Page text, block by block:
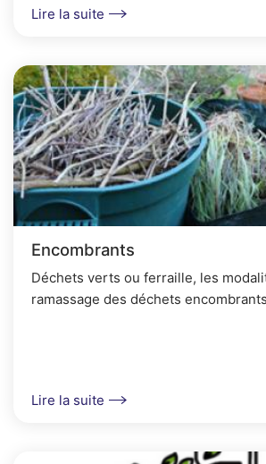
Lire la suite
Encombrants
Déchets verts ou ferraille, les
ramassage des déchets
Lire la suite